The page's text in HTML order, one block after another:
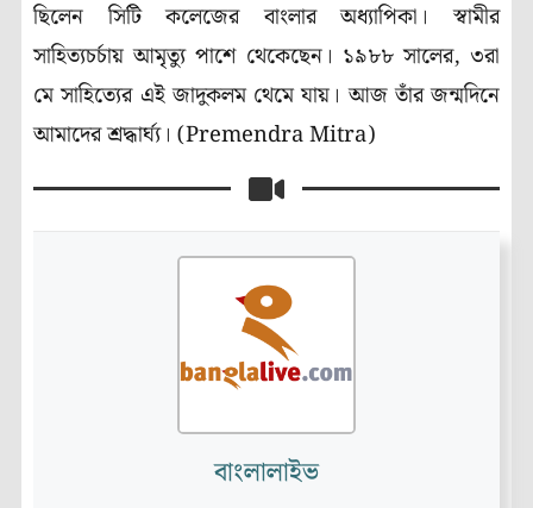
ছিলেন সিটি কলেজের বাংলার অধ্যাপিকা। স্বামীর
সাহিত্যচর্চায় আমৃত্যু পাশে থেকেছেন। ১৯৮৮ সালের, ৩রা
মে সাহিত্যের এই জাদুকলম থেমে যায়। আজ তাঁর জন্মদিনে
আমাদের শ্রদ্ধার্ঘ্য। (Premendra Mitra)
বাংলালাইভ